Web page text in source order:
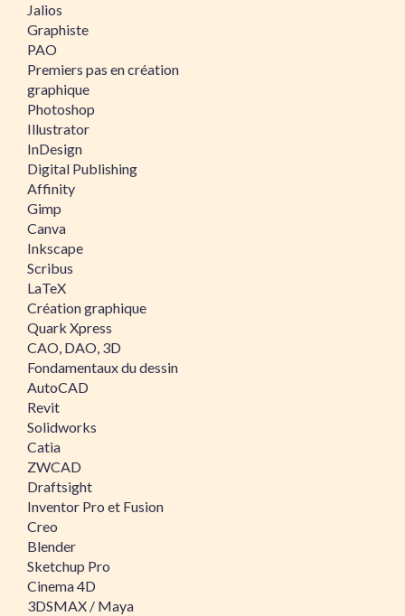
Jalios
Graphiste
PAO
Premiers pas en création
graphique
Photoshop
Illustrator
InDesign
Digital Publishing
Affinity
Gimp
Canva
Inkscape
Scribus
LaTeX
Création graphique
Quark Xpress
CAO, DAO, 3D
Fondamentaux du dessin
AutoCAD
Revit
Solidworks
Catia
ZWCAD
Draftsight
Inventor Pro et Fusion
Creo
Blender
Sketchup Pro
Cinema 4D
3DSMAX / Maya